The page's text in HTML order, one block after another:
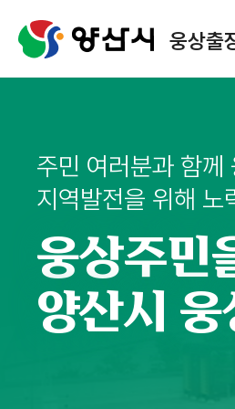
웅상출
주민 여러분과 함께
지역발전을 위해 노
웅상주민
양산시